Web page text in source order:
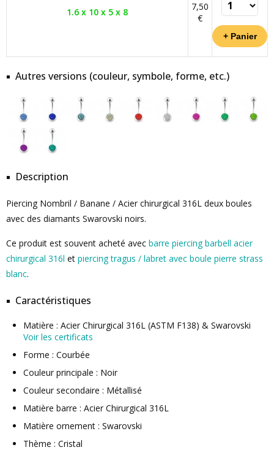
1.6 x 10 x 5 x 8
7,50
€
Autres versions (couleur, symbole, forme, etc.)
Description
Piercing Nombril / Banane / Acier chirurgical 316L deux boules
avec des diamants Swarovski noirs.
Ce produit est souvent acheté avec barre piercing barbell acier
chirurgical 316l et piercing tragus / labret avec boule pierre strass
blanc.
Caractéristiques
Matière : Acier Chirurgical 316L (ASTM F138) & Swarovski
Voir les certificats
Forme : Courbée
Couleur principale : Noir
Couleur secondaire : Métallisé
Matière barre : Acier Chirurgical 316L
Matière ornement : Swarovski
Thème : Cristal